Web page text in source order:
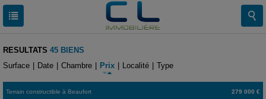
RESULTATS 45 BIENS
Surface
Date Chambre Prix Localité Type
Terrain constructible à Beaufort 279 000 €